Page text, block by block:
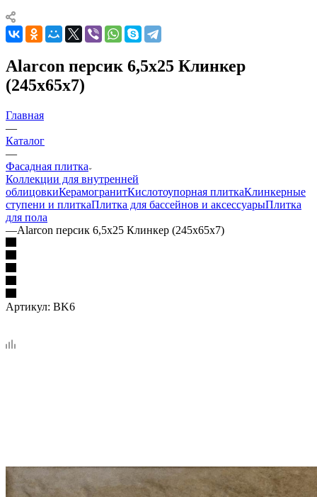
Alarcon персик 6,5х25 Клинкер
(245x65x7)
Главная
—
Каталог
—
Фасадная плитка
Коллекции для внутренней
облицовкиКерамогранитКислотоупорная плиткаКлинкерные
ступени и плиткаПлитка для бассейнов и аксессуарыПлитка
для пола
—Alarcon персик 6,5х25 Клинкер (245x65x7)
Артикул: BK6